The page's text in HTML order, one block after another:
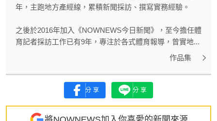
年，主跑地方產經線，累積新聞採訪、撰寫實務經驗。
之後於2016年加入《NOWNEWS今日新聞》，至今擔任體
育記者採訪工作已有9年，專注於各式體育報導，曾實地...
作品集
分享 分享